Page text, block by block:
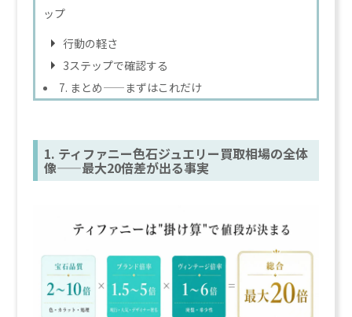
ップ
行動の軽さ
3ステップで確認する
7. まとめ——まずはこれだけ
1. ティファニー色石ジュエリー買取相場の全体
像——最大20倍差が出る事実